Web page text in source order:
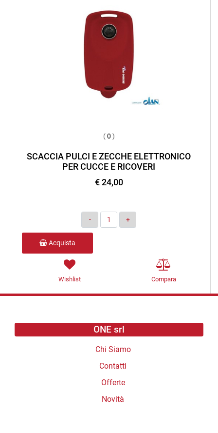
(0 )
SCACCIA PULCI E ZECCHE ELETTRONICO
PER CUCCE E RICOVERI
€ 24,00
Quantità
Acquista
Wishlist Compara
ONE srl
Chi Siamo
Contatti
Offerte
Novità